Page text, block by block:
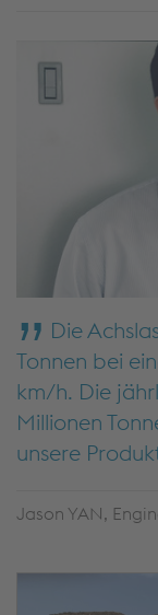
Die
Tonnen bei
km/h. Die
Millionen
unsere
Jason YAN,